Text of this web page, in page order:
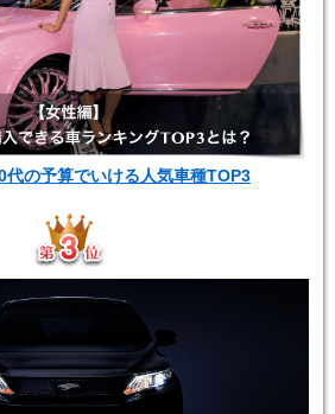
の予算でいける人気車種TOP3